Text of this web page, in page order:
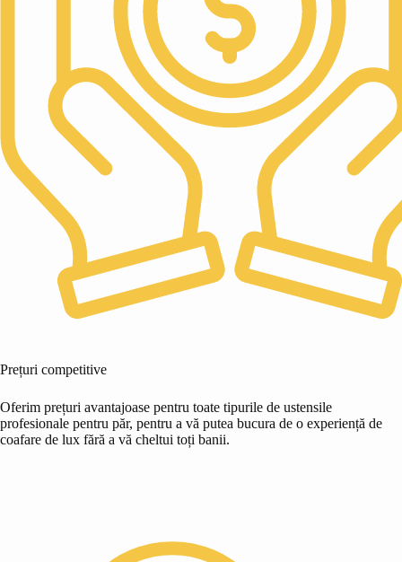
Prețuri competitive
Oferim prețuri avantajoase pentru toate tipurile de ustensile
profesionale pentru păr, pentru a vă putea bucura de o experiență de
coafare de lux fără a vă cheltui toți banii.